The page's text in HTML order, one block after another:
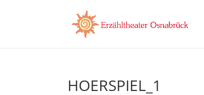
HOERSPIEL_1